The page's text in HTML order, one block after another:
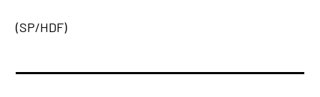
(SP/HDF)